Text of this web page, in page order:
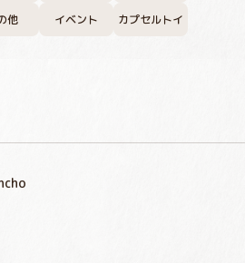
他 イベント カプセルトイ